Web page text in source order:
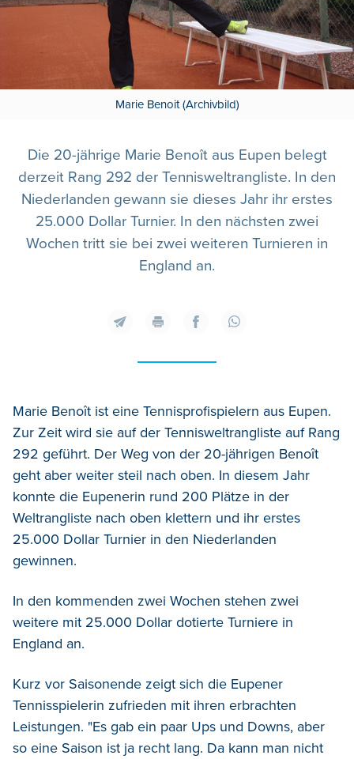
Marie Benoit (Archivbild)
Die 20-jährige Marie Benoît aus Eupen belegt
derzeit Rang 292 der Tennisweltrangliste. In den
Niederlanden gewann sie dieses Jahr ihr erstes
25.000 Dollar Turnier. In den nächsten zwei
Wochen tritt sie bei zwei weiteren Turnieren in
England an.
Marie Benoît ist eine Tennisprofispielern aus Eupen.
Zur Zeit wird sie auf der Tennisweltrangliste auf Rang
292 geführt. Der Weg von der 20-jährigen Benoît
geht aber weiter steil nach oben. In diesem Jahr
konnte die Eupenerin rund 200 Plätze in der
Weltrangliste nach oben klettern und ihr erstes
25.000 Dollar Turnier in den Niederlanden
gewinnen.
In den kommenden zwei Wochen stehen zwei
weitere mit 25.000 Dollar dotierte Turniere in
England an.
Kurz vor Saisonende zeigt sich die Eupener
Tennisspielerin zufrieden mit ihren erbrachten
Leistungen. "Es gab ein paar Ups und Downs, aber
so eine Saison ist ja recht lang. Da kann man nicht